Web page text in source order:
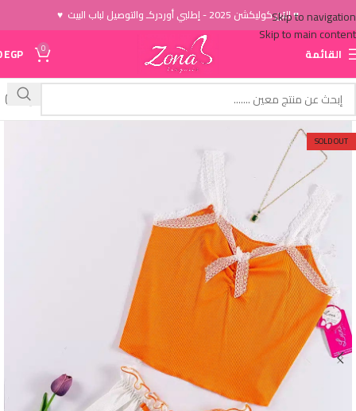
Skip to navigation
Skip to main content
♥ الاَن كوليكشن 2025 - إطلبي أوردركـ والتوصيل لباب البيت ♥
القائمة 0
EGP
SOLD OUT